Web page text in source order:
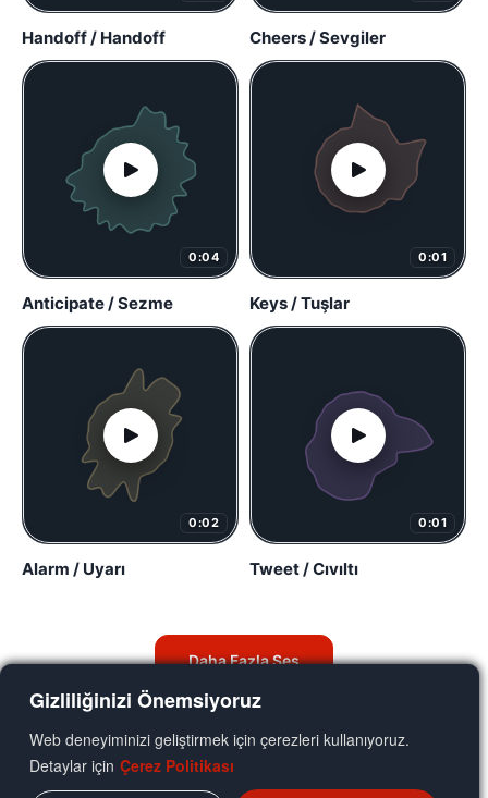
Gizliliğinizi Önemsiyoruz
Web deneyiminizi geliştirmek için çerezleri kullanıyoruz.
Detaylar için Çerez Politikası
Handoff / Handoff Cheers / Sevgiler
0:04
Anticipate / Sezme
0:01
Keys / Tuşlar
0:02
Alarm / Uyarı
0:01
Tweet / Cıvıltı
Daha Fazla Ses